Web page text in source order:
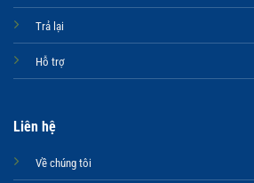
Trả lại
Hỗ trợ
Liên hệ
Về chúng tôi